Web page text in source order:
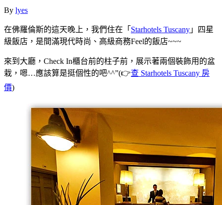
By lyes
在佛羅倫斯的這天晚上，我們住在「 Starhotels Tuscany 」四星
級飯店，是間滿現代時尚、高級商務Feel的飯店~~~
來到大廳，Check In櫃台前的柱子前，展示著兩個裝飾用的盆
栽，嗯…應該算是挺個性的吧^^”(👉查 Starhotels Tuscany 房
價)